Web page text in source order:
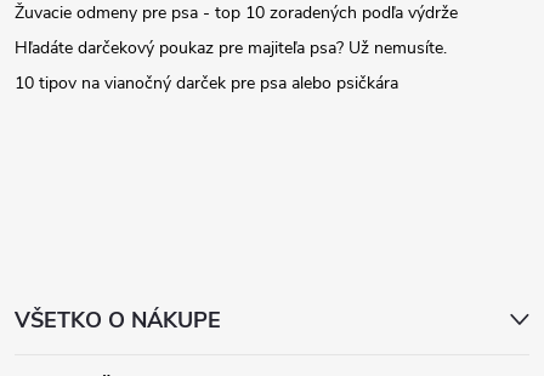
p
ä
VŠETKO O NÁKUPE
Žuvacie odmeny pre psa - top 10 zoradených podľa výdrže
Hľadáte darčekový poukaz pre majiteľa psa? Už nemusíte.
10 tipov na vianočný darček pre psa alebo psičkára